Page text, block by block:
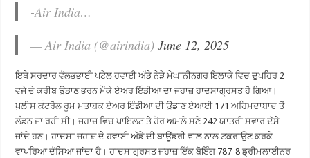
-Air India…
— Air India (@airindia)June 12, 2025
ਇਥੇ ਸਰਦਾਰ ਵੱਲਭਭਾਈ ਪਟੇਲ ਹਵਾਈ ਅੱਡੇ ਨੇੜੇ ਮੇਘਾਨੀਨਗਰ ਇਲਾਕੇ ਵਿਚ ਦੁਪਹਿਰ 2
ਵਜੇ ਦੇ ਕਰੀਬ ਉਡਾਣ ਭਰਨ ਮੌਕੇ ਏਅਰ ਇੰਡੀਆ ਦਾ ਜਹਾਜ਼ ਹਾਦਸਾਗ੍ਰਸਤ ਹੋ ਗਿਆ।
ਪੁਲੀਸ ਕੰਟਰੋਲ ਰੂਮ ਮੁਤਾਬਕ ਏਅਰ ਇੰਡੀਆ ਦੀ ਉਡਾਣ ਏਆਈ 171 ਅਹਿਮਦਾਬਾਦ ਤੋਂ
ਲੰਡਨ ਜਾ ਰਹੀ ਸੀ। ਜਹਾਜ਼ ਵਿਚ ਪਾਇਲਟ ਤੇ ਹੋਰ ਅਮਲੇ ਸਣੇ 242 ਯਾਤਰੀ ਸਵਾਰ ਦੱਸੇ
ਜਾਂਦੇ ਹਨ। ਹਾਦਸਾ ਜਹਾਜ਼ ਦੇ ਹਵਾਈ ਅੱਡੇ ਦੀ ਬਾਊਂਡਰੀ ਵਾਲ ਨਾਲ ਟਕਰਾਉਣ ਕਰਕੇ
ਵਾਪਰਿਆ ਦੱਸਿਆ ਜਾਂਦਾ ਹੈ। ਹਾਦਸਾਗ੍ਰਸਤ ਜਹਾਜ਼ ਇੱਕ ਬੋਇੰਗ 787-8 ਡ੍ਰੀਮਲਾਈਨਰ